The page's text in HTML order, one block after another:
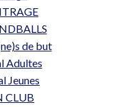
de but
Adultes
Jeunes
CLUB